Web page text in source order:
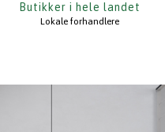
Butikker i hele landet
Lokale forhandlere